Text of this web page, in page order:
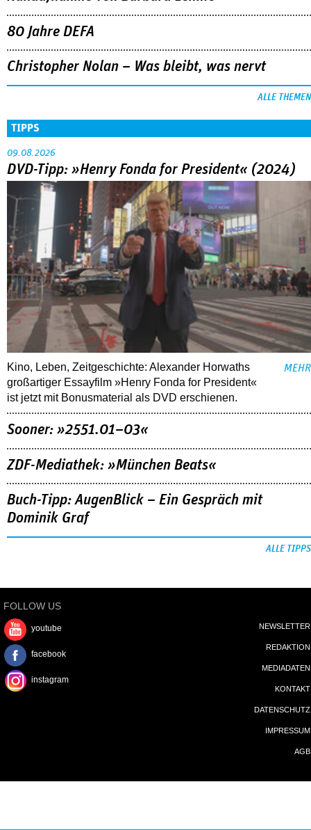
80 Jahre DEFA
Christopher Nolan – Was bleibt, was nervt
ALLE THEMEN
TIPPS
09.08.2026
DVD-Tipp: »Henry Fonda for President« (2024)
Kino, Leben, Zeitgeschichte: Alexander Horwaths
großartiger Essayfilm »Henry Fonda for President«
ist jetzt mit Bonusmaterial als DVD erschienen.
MEHR
Sooner: »2551.01–03«
ZDF-Mediathek: »München Beats«
Buch-Tipp: AugenBlick – Ein Gespräch mit
Dominik Graf
ALLE TIPPS
FOLLOW US
youtube
facebook
instagram
NEWSLETTER
REDAKTION
MEDIADATEN
KONTAKT
DATENSCHUTZ
IMPRESSUM
AGB